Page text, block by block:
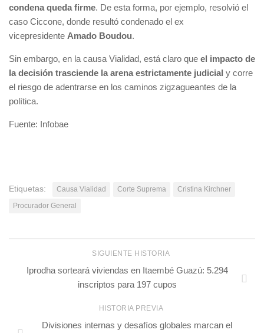
condena queda firme. De esta forma, por ejemplo, resolvió el
caso Ciccone, donde resultó condenado el ex
vicepresidente Amado Boudou.
Sin embargo, en la causa Vialidad, está claro que el impacto de
la decisión trasciende la arena estrictamente judicial y corre
el riesgo de adentrarse en los caminos zigzagueantes de la
política.
Fuente: Infobae
Etiquetas: Causa Vialidad Corte Suprema
Cristina Kirchner
Procurador General
SIGUIENTE HISTORIA
Iprodha sorteará viviendas en Itaembé Guazú: 5.294
inscriptos para 197 cupos
HISTORIA PREVIA
Divisiones internas y desafíos globales marcan el